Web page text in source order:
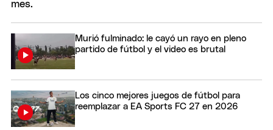
Murió fulminado: le cayó un rayo en pleno
partido de fútbol y el video es brutal
Los cinco mejores juegos de fútbol para
reemplazar a EA Sports FC 27 en 2026